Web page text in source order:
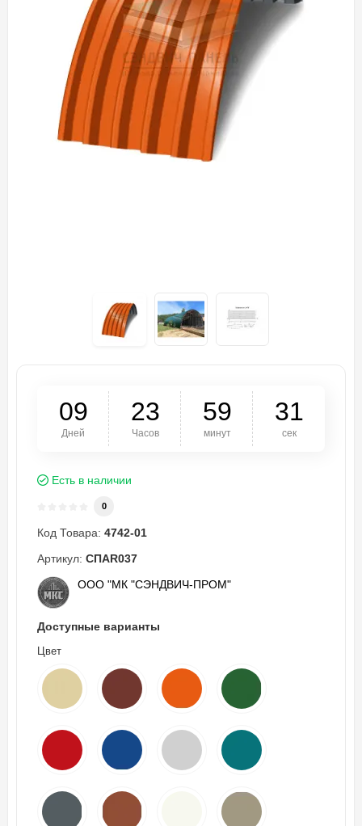
09
Дней
23
Часов
59
минут
30
сек
Есть в наличии
0
Код Товара: 4742-01
Артикул: СПAR037
ООО "МК "СЭНДВИЧ-ПРОМ"
Доступные варианты
Цвет